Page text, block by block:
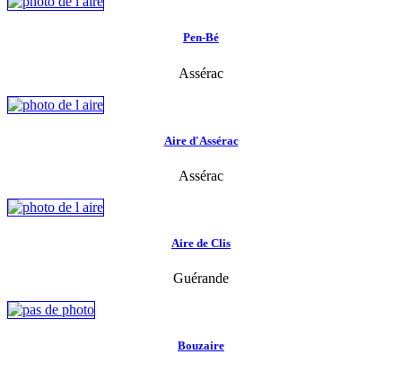
Pen-Bé
Assérac
Aire d'Assérac
Assérac
Aire de Clis
Guérande
Bouzaire